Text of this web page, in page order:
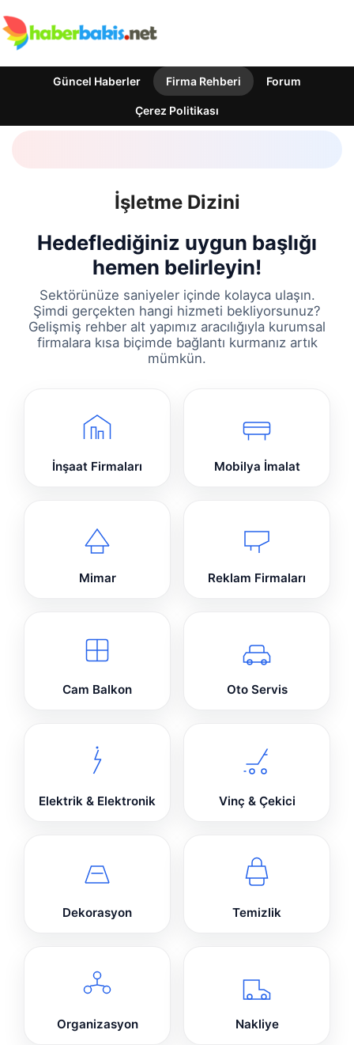
Güncel Haberler Firma Rehberi Forum
Çerez Politikası
İşletme Dizini
Hedeflediğiniz uygun başlığı
hemen belirleyin!
Sektörünüze saniyeler içinde kolayca ulaşın.
Şimdi gerçekten hangi hizmeti bekliyorsunuz?
Gelişmiş rehber alt yapımız aracılığıyla kurumsal
firmalara kısa biçimde bağlantı kurmanız artık
mümkün.
İnşaat Firmaları Mobilya İmalat
Mimar Reklam Firmaları
Cam Balkon Oto Servis
Elektrik & Elektronik Vinç & Çekici
Dekorasyon Temizlik
Organizasyon Nakliye